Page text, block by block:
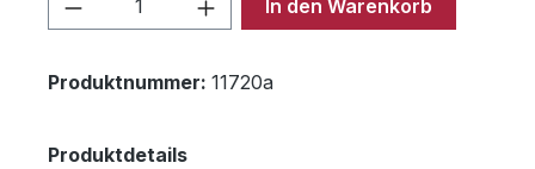
In den Warenkorb
Produktnummer: 11720a
Produktdetails